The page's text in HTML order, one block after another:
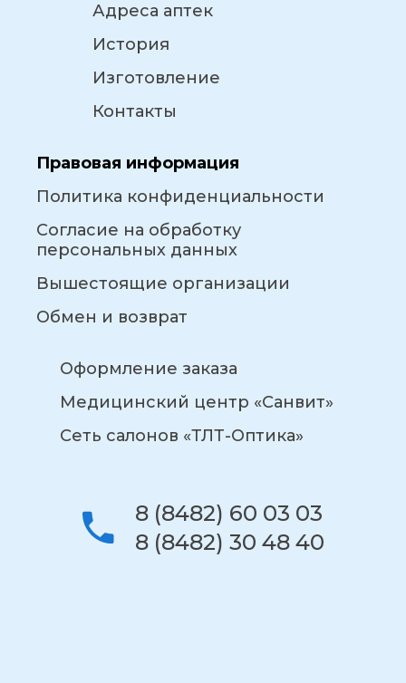
Адреса аптек
История
Изготовление
Контакты
Правовая информация
Политика конфиденциальности
Согласие на обработку
персональных данных
Вышестоящие организации
Обмен и возврат
Оформление заказа
Медицинский центр «Санвит»
Сеть салонов «ТЛТ-Оптика»
8 (8482) 60 03 03
8 (8482) 30 48 40